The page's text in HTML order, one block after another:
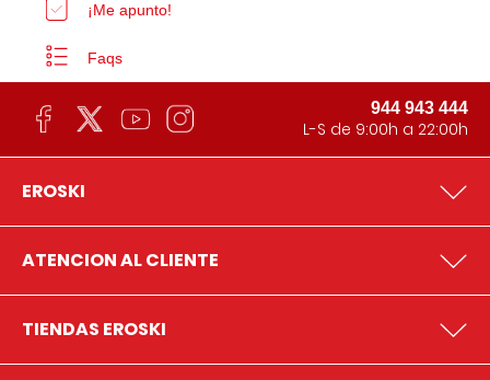
¡Me apunto!
Faqs
944 943 444
L-S de 9:00h a 22:00h
EROSKI
ATENCION AL CLIENTE
TIENDAS EROSKI